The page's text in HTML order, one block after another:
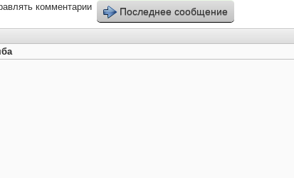
комментарии Последнее сообщение